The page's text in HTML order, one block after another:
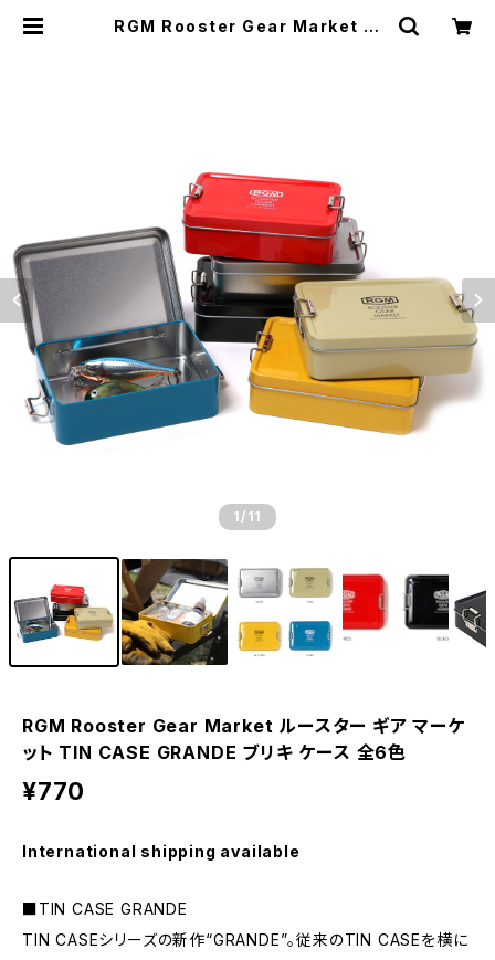
RGM Rooster Gear Market ル
1 /11
RGM Rooster Gear Market ルースター ギア マーケ
ット TIN CASE GRANDE ブリキ ケース 全6色
¥770
International shipping available
■TIN CASE GRANDE
TIN CASEシリーズの新作“GRANDE”。従来のTIN CASEを横に